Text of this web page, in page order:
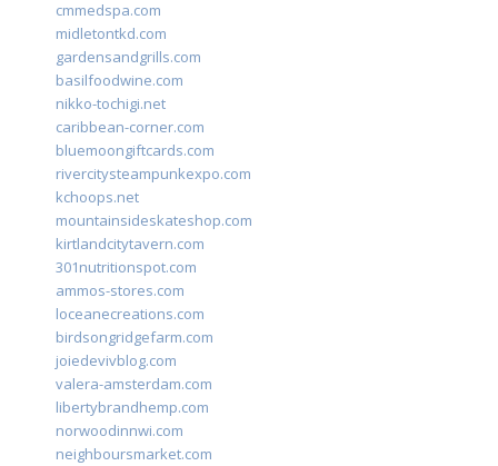
cmmedspa.com
midletontkd.com
gardensandgrills.com
basilfoodwine.com
nikko-tochigi.net
caribbean-corner.com
bluemoongiftcards.com
rivercitysteampunkexpo.com
kchoops.net
mountainsideskateshop.com
kirtlandcitytavern.com
301nutritionspot.com
ammos-stores.com
loceanecreations.com
birdsongridgefarm.com
joiedevivblog.com
valera-amsterdam.com
libertybrandhemp.com
norwoodinnwi.com
neighboursmarket.com